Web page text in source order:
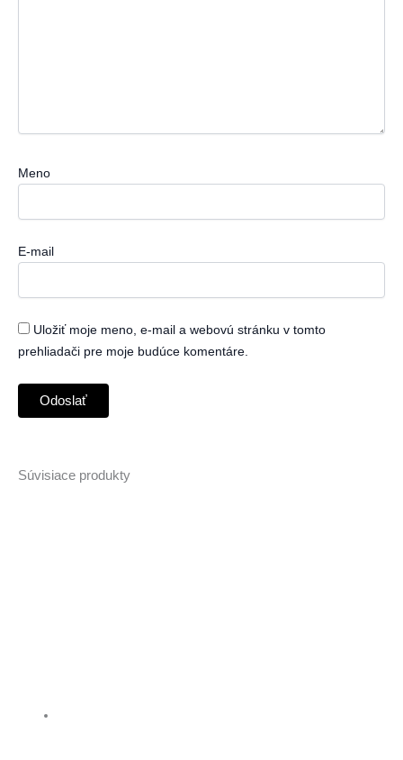
Meno
E-mail
Uložiť moje meno, e-mail a webovú stránku v tomto
prehliadači pre moje budúce komentáre.
Súvisiace produkty